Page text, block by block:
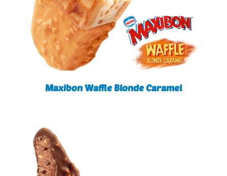
Maxibon Waffle Blonde Caramel